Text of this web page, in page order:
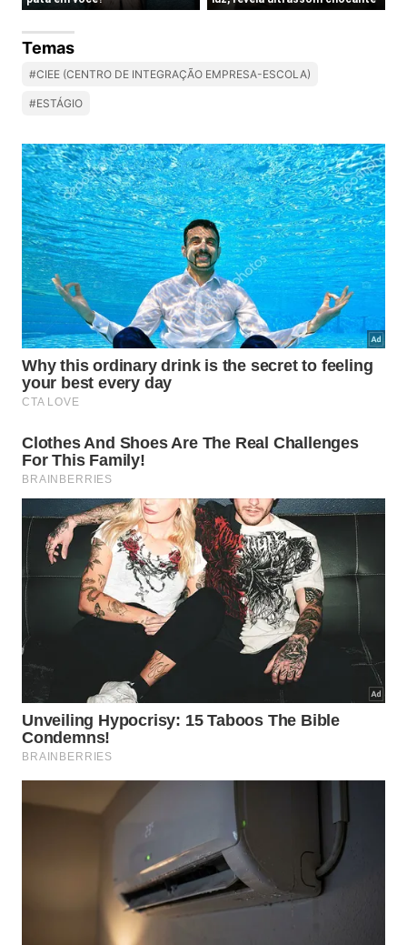
Temas
#CIEE (CENTRO DE INTEGRAÇÃO EMPRESA-ESCOLA)
#ESTÁGIO